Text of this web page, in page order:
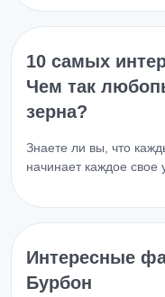
10 самых
Чем так
зерна?
Знаете ли вы, что
начинает каждое
Интересные
Бурбон